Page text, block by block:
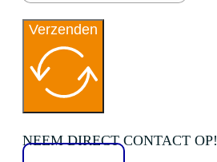
Verzenden
NEEM DIRECT CONTACT OP!